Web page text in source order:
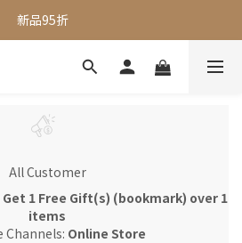
滿$1000即享免運
新品95折
滿$1000即享免運
All Customer
1 Free Gift(s) (bookmark) over 1
items
Channels: Online Store